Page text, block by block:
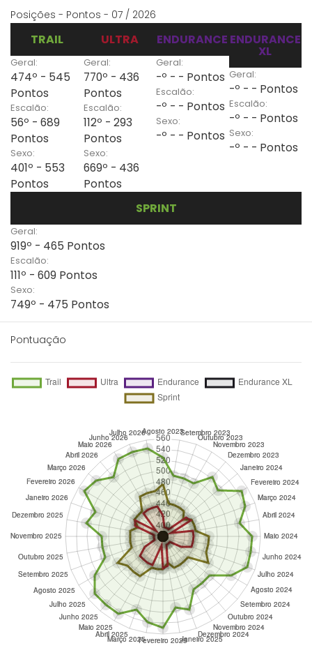
Posições - Pontos - 07 / 2026
TRAIL
Geral:
474º - 545
Pontos
Escalão:
56º - 689
Pontos
Sexo:
401º - 553
Pontos
ULTRA
Geral:
770º - 436
Pontos
Escalão:
112º - 293
Pontos
Sexo:
669º - 436
Pontos
ENDURANCE
Geral:
-º - - Pontos
Escalão:
-º - - Pontos
Sexo:
-º - - Pontos
ENDURANCE
XL
Geral:
-º - - Pontos
Escalão:
-º - - Pontos
Sexo:
-º - - Pontos
SPRINT
Geral:
919º - 465 Pontos
Escalão:
111º - 609 Pontos
Sexo:
749º - 475 Pontos
Pontuação